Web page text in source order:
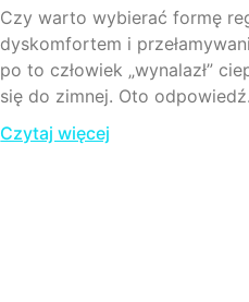
Czy warto wybierać formę
dyskomfortem i
po to człowiek „wynalazł”
się do zimnej. Oto odpowiedź.
Czytaj więcej